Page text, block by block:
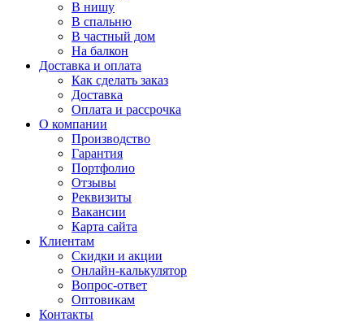
В нишу
В спальню
В частный дом
На балкон
Доставка и оплата
Как сделать заказ
Доставка
Оплата и рассрочка
О компании
Производство
Гарантия
Портфолио
Отзывы
Реквизиты
Вакансии
Карта сайта
Клиентам
Скидки и акции
Онлайн-калькулятор
Вопрос-ответ
Оптовикам
Контакты